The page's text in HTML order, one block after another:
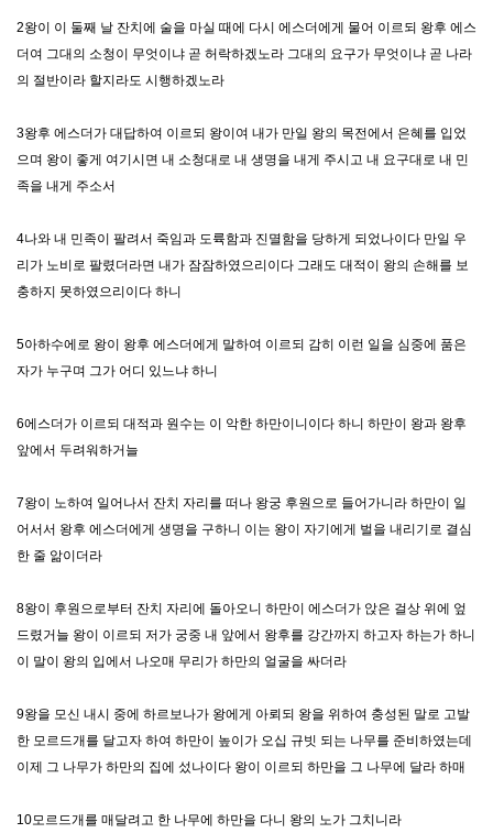
2왕이 이 둘째 날 잔치에 술을 마실 때에 다시 에스더에게 물어 이르되 왕후 에스
더여 그대의 소청이 무엇이냐 곧 허락하겠노라 그대의 요구가 무엇이냐 곧 나라
의 절반이라 할지라도 시행하겠노라
3왕후 에스더가 대답하여 이르되 왕이여 내가 만일 왕의 목전에서 은혜를 입었
으며 왕이 좋게 여기시면 내 소청대로 내 생명을 내게 주시고 내 요구대로 내 민
족을 내게 주소서
4나와 내 민족이 팔려서 죽임과 도륙함과 진멸함을 당하게 되었나이다 만일 우
리가 노비로 팔렸더라면 내가 잠잠하였으리이다 그래도 대적이 왕의 손해를 보
충하지 못하였으리이다 하니
5아하수에로 왕이 왕후 에스더에게 말하여 이르되 감히 이런 일을 심중에 품은
자가 누구며 그가 어디 있느냐 하니
6에스더가 이르되 대적과 원수는 이 악한 하만이니이다 하니 하만이 왕과 왕후
앞에서 두려워하거늘
7왕이 노하여 일어나서 잔치 자리를 떠나 왕궁 후원으로 들어가니라 하만이 일
어서서 왕후 에스더에게 생명을 구하니 이는 왕이 자기에게 벌을 내리기로 결심
한 줄 앎이더라
8왕이 후원으로부터 잔치 자리에 돌아오니 하만이 에스더가 앉은 걸상 위에 엎
드렸거늘 왕이 이르되 저가 궁중 내 앞에서 왕후를 강간까지 하고자 하는가 하니
이 말이 왕의 입에서 나오매 무리가 하만의 얼굴을 싸더라
9왕을 모신 내시 중에 하르보나가 왕에게 아뢰되 왕을 위하여 충성된 말로 고발
한 모르드개를 달고자 하여 하만이 높이가 오십 규빗 되는 나무를 준비하였는데
이제 그 나무가 하만의 집에 섰나이다 왕이 이르되 하만을 그 나무에 달라 하매
10모르드개를 매달려고 한 나무에 하만을 다니 왕의 노가 그치니라